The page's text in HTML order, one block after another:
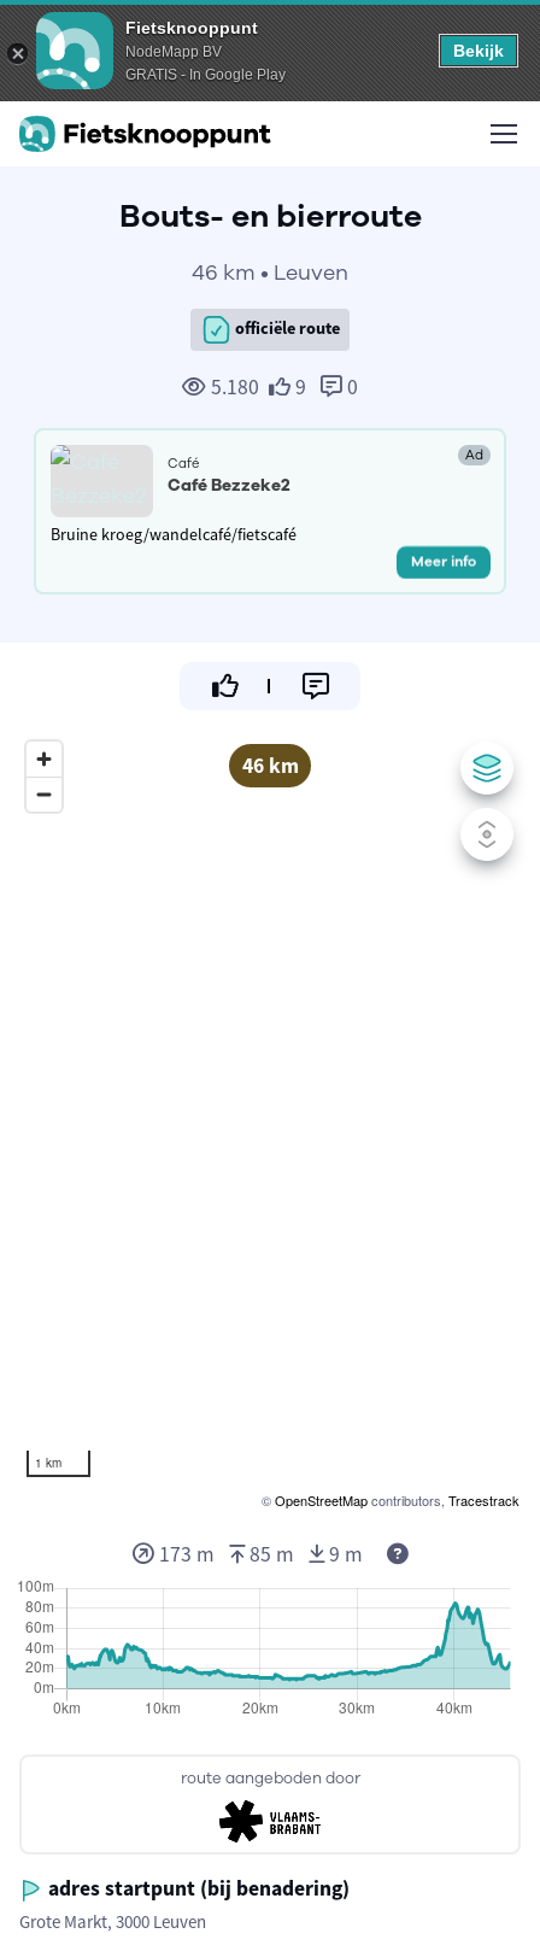
Fietsknooppunt
NodeMapp BV
GRATIS - In Google Play
Bekijk
Bouts- en bierroute
46 km • Leuven
officiële route
5.180 9 0
Café Ad
Café Bezzeke2
Bruine kroeg/wandelcafé/fietscafé
Meer info
46 km
1 km
©OpenStreetMapcontributors, Tracestrack
route aangeboden door
adres startpunt (bij benadering)
Grote Markt, 3000 Leuven
173 m 85 m 9 m